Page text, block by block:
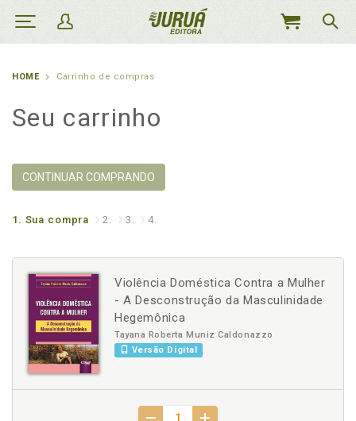
MEU
HOME Carrinho de compras
Seu carrinho
CONTINUAR COMPRANDO
1. Sua compra 2. 3. 4.
Violência Doméstica Contra a Mulher
- A Desconstrução da Masculinidade
Hegemônica
Tayana Roberta Muniz Caldonazzo
Versão Digital